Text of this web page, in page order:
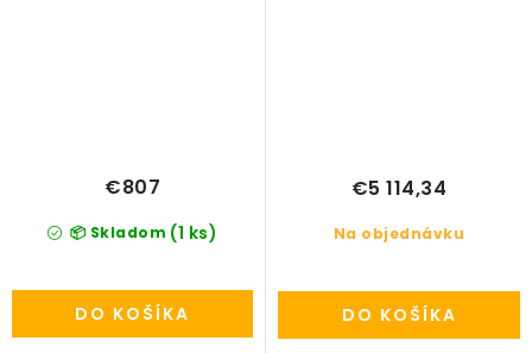
📦 Skladom (1 ks)
€807
DO KOŠÍKA
Na objednávku
€5 114,34
DO KOŠÍKA